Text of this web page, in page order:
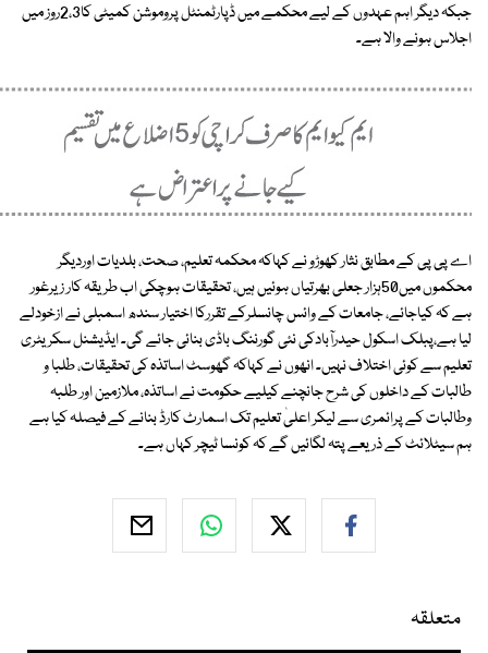
جبکہ دیگر اہم عہدوں کے لیے محکمے میں ڈپارٹمنٹل پروموشن کمیٹی کا2،3روز میں
اجلاس ہونے والا ہے۔
اے پی پی کے مطابق نثار کھوڑو نے کہاکہ محکمہ تعلیم، صحت، بلدیات اوردیگر
محکموں میں50ہزار جعلی بھرتیاں ہوئیں ہیں، تحقیقات ہوچکی اب طریقہ کار زیرغور
ہے کہ کیاجائے، جامعات کے وائس چانسلرکے تقررکا اختیار سندھ اسمبلی نے ازخودلے
لیا ہے،پبلک اسکول حیدرآبادکی نئی گورننگ باڈی بنائی جائے گی۔ ایڈیشنل سکریٹری
تعلیم سے کوئی اختلاف نہیں۔ انھوں نے کہاکہ گھوسٹ اساتذہ کی تحقیقات، طلبا و
طالبات کے داخلوں کی شرح جانچنے کیلیے حکومت نے اساتذہ، ملازمین اور طلبہ
وطالبات کے پرائمری سے لیکر اعلیٰ تعلیم تک اسمارٹ کارڈ بنانے کے فیصلہ کیا ہے
ہم سیٹلائٹ کے ذریعے پتہ لگائیں گے کہ کونسا ٹیچر کہاں ہے۔
متعلقہ